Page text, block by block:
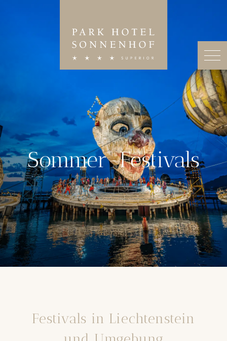
Sommer-Festivals
Festivals in Liechtenstein